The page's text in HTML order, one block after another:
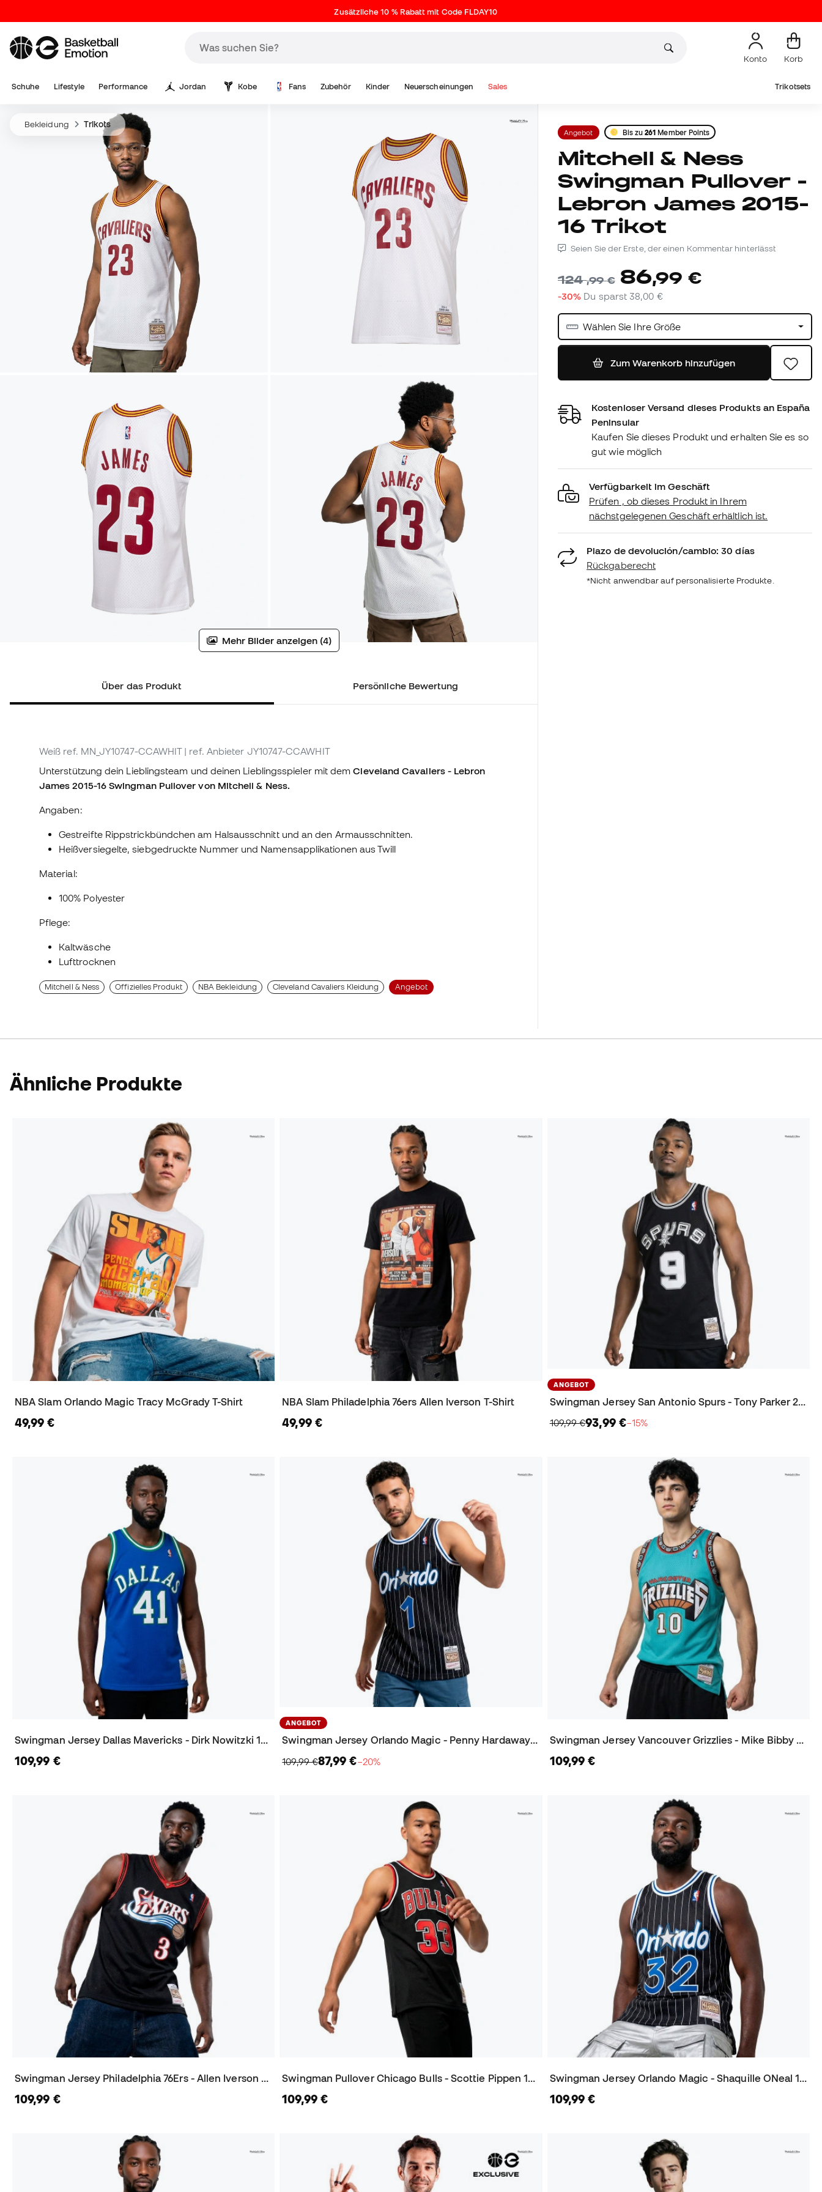
Zusätzliche 10 % Rabatt mit Code FLDAY10
Konto Korb
Schuhe Lifestyle Performance Jordan Kobe Fans Zubehör Kinder Neuerscheinungen Sales Trikotsets
Bekleidung Trikots
Mehr Bilder anzeigen (4)
Über das Produkt Persönliche Bewertung
Weiß ref. MN_JY10747-CCAWHIT | ref. Anbieter JY10747-CCAWHIT
Unterstützung dein Lieblingsteam und deinen Lieblingsspieler mit demCleveland Cavaliers - Lebron
James 2015-16 Swingman Pullover von Mitchell & Ness.
Angaben:
Gestreifte Rippstrickbündchen am Halsausschnitt und an den Armausschnitten.
Heißversiegelte, siebgedruckte Nummer und Namensapplikationen aus Twill
Material:
100% Polyester
Pflege:
Kaltwäsche
Lufttrocknen
Mitchell & Ness Offizielles Produkt NBA Bekleidung Cleveland Cavaliers Kleidung Angebot
Angebot Bis zu261 Member Points
Mitchell & Ness
Swingman Pullover -
Lebron James 2015-
16 Trikot
Seien Sie der Erste, der einen Kommentar hinterlässt
124,99 € 86,99 €
-30% Du sparst38,00 €
Wählen Sie Ihre Größe
Zum Warenkorb hinzufügen
Kostenloser Versand dieses Produkts an España
Peninsular
Kaufen Sie dieses Produkt und erhalten Sie es so
gut wie möglich
Verfügbarkeit im Geschäft
Prüfen , ob dieses Produkt in Ihrem
nächstgelegenen Geschäft erhältlich ist.
Plazo de devolución/cambio: 30 días
Rückgaberecht
*Nicht anwendbar auf personalisierte Produkte.
Ähnliche Produkte
NBA Slam Orlando Magic Tracy McGrady T-Shirt
49,99 €
NBA Slam Philadelphia 76ers Allen Iverson T-Shirt
49,99 €
ANGEBOT
Swingman Jersey San Antonio Spurs - Tony Parker 2001 Trikot
109,99 €93,99 €−15%
Swingman Jersey Dallas Mavericks - Dirk Nowitzki 1998-99 Trikot
109,99 €
ANGEBOT
Swingman Jersey Orlando Magic - Penny Hardaway 1994-95 Trikot
109,99 €87,99 €−20%
Swingman Jersey Vancouver Grizzlies - Mike Bibby 1998 Trikot
109,99 €
Swingman Jersey Philadelphia 76Ers - Allen Iverson 2000 Trikot
109,99 €
Swingman Pullover Chicago Bulls - Scottie Pippen 1997-98 Trikot
109,99 €
Swingman Jersey Orlando Magic - Shaquille ONeal 1994 Trikot
109,99 €